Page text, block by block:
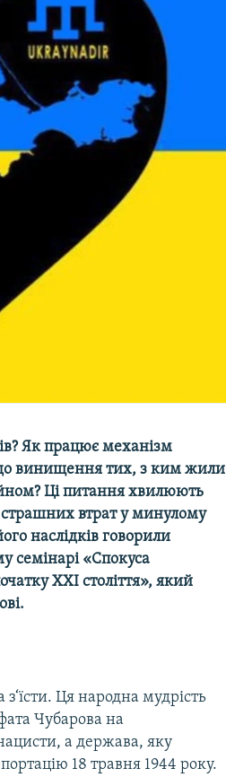
Як працює механізм
до винищення тих, з ким жили
Ці питання хвилюють
страшних втрат у минулому
наслідків говорили
семінарі «Спокуса
XXI століття», який
Ця народна мудрість
Чубарова на
а держава, яку
18 травня 1944 року.